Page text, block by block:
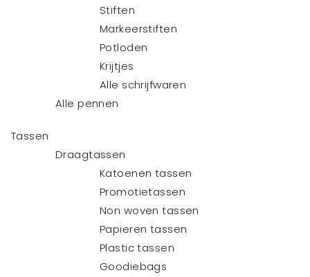
Stiften
Markeerstiften
Potloden
Krijtjes
Alle schrijfwaren
Alle pennen
Tassen
Draagtassen
Katoenen tassen
Promotietassen
Non woven tassen
Papieren tassen
Plastic tassen
Goodiebags